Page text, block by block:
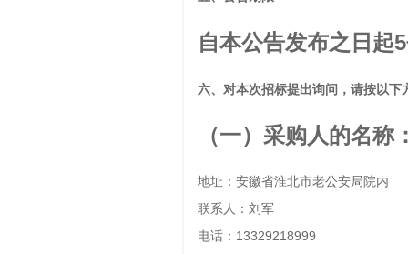
自本公告发布之日起
六、对本次招标提出询问，请按以下
（一）采购人的名
地址：安徽省淮北市老公安局院内
联系人：刘军
电话：13329218999